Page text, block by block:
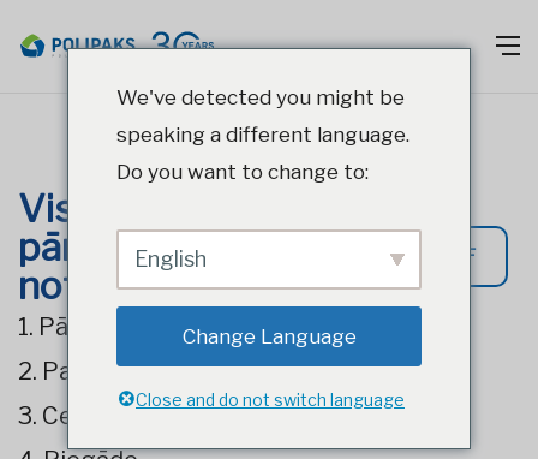
Vispārējie
pārdošanas
noteikumi
Lejuplādēt PDF
1. Pārdošanas noteikumu piemērošana
2. Pasūtījumi
3. Cenas un apmaksas nosacījumi
We've detected you might be
speaking a different language.
Do you want to change to:
English
Change Language
Close and do not switch language